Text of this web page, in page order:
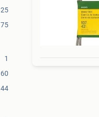
25
75
1
60
44